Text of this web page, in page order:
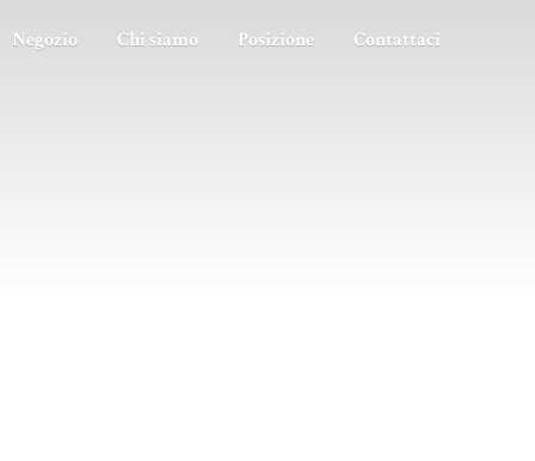
Negozio Chi siamo Posizione Contattaci